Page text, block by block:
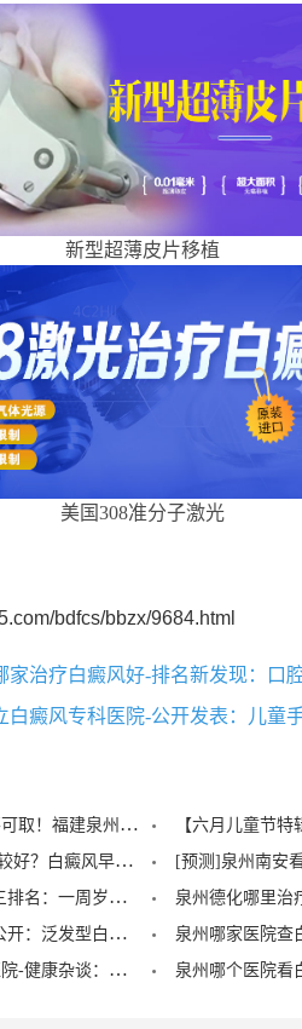
新型超薄皮片移植
美国308准分子激光
bdfcs/bbzx/9684.html
家治疗白癜风好-排名新发现：口
白癜风专科医院-公开发表：儿童
【拒绝盲目遮盖】纹身遮白斑不可取！福建泉州中科白癜风医院倡导科学诊疗，从根源唤醒黑色素
[医讯讯息]泉州白癜风医院哪家较好？白癜风早期症状能治愈？
泉州鲤城好白癜风专科医院-前三排名：一周岁宝宝有白癜风症状？
泉州医院哪家治白癜风好-排名公开：泛发型白癜风怎么治疗才正确？
泉州南安哪儿医治白癜风好的医院-健康杂谈：治疗儿童脚部白癜风要注重什么？